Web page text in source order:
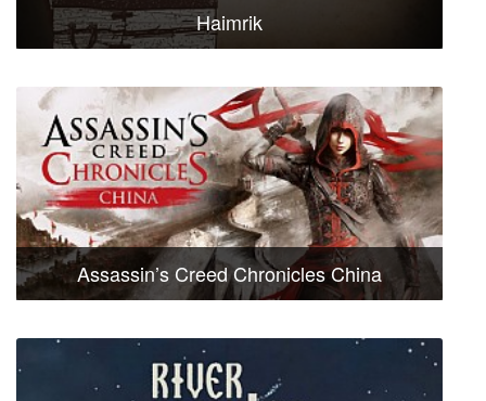
Haimrik
Assassin’s Creed Chronicles China